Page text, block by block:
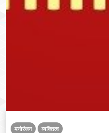
मनोरंजन व्यक्तित्व